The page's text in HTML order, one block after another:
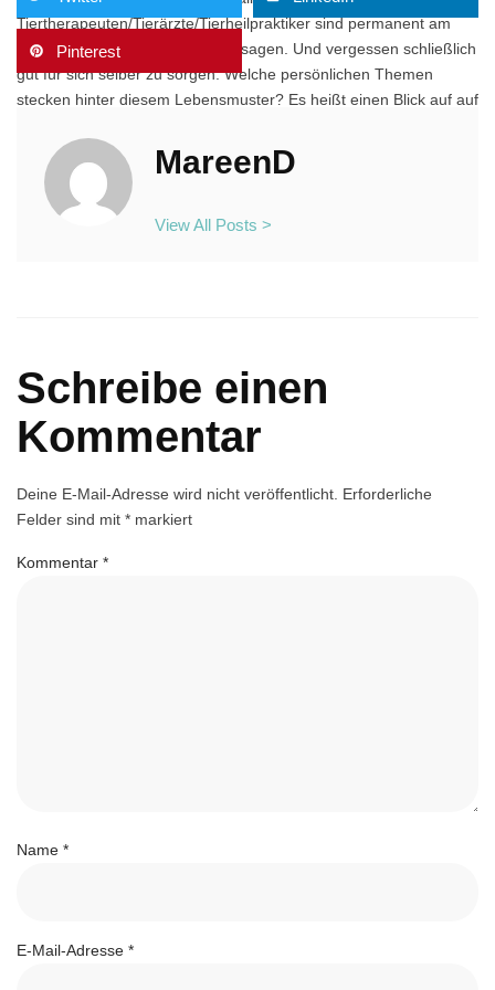
Tiertherapeuten/Tierärzte/Tierheilpraktiker sind permanent am
Arbeiten und können nicht Nein sagen. Und vergessen schließlich
gut für sich selber zu sorgen. Welche persönlichen Themen
stecken hinter diesem Lebensmuster? Es heißt einen Blick auf auf
du mit dir umgehst umso mehr hast du schließlich auch in den
Begegnungen mit den Tieren und Menschen zu geben. Nun
wünsche ich dir viel Freude beim Anhören und den Beispielen aus
meinem Leben. Herzensgrüße Mareen
Pinterest
MareenD
View All Posts >
Schreibe einen
Kommentar
Deine E-Mail-Adresse wird nicht veröffentlicht. Erforderliche
Felder sind mit * markiert
Kommentar *
Name *
E-Mail-Adresse *